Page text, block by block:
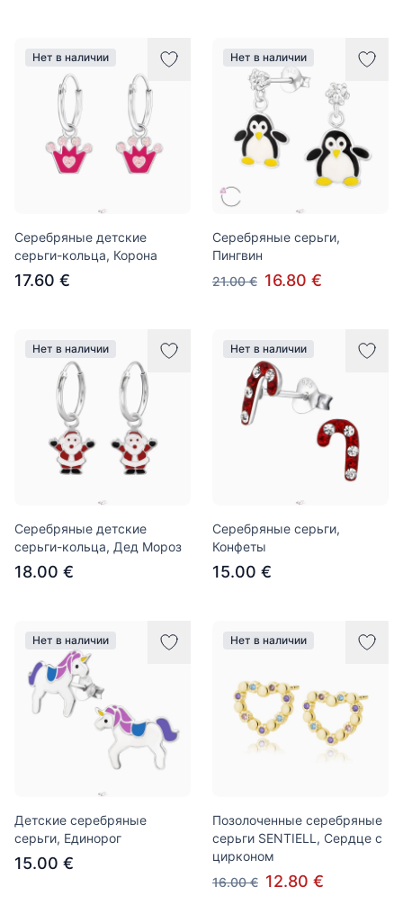
Нет в наличии
Серебряные детские
серьги-кольца, Корона
17.60 €
Нет в наличии
Серебряные серьги,
Пингвин
21.00 € 16.80 €
Нет в наличии
Серебряные детские
серьги-кольца, Дед Мороз
18.00 €
Нет в наличии
Серебряные серьги,
Конфеты
15.00 €
Нет в наличии
Детские серебряные
серьги, Единорог
15.00 €
Нет в наличии
Позолоченные серебряные
серьги SENTIELL, Сердце с
цирконом
16.00 € 12.80 €